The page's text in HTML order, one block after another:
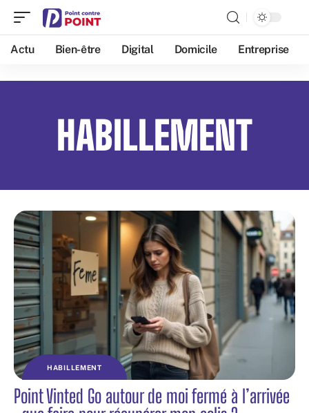
Actu Bien-être Digital Domicile Entreprise
HABILLEMENT
HABILLEMENT
Point Vinted Go autour de moi fermé à l’arrivée